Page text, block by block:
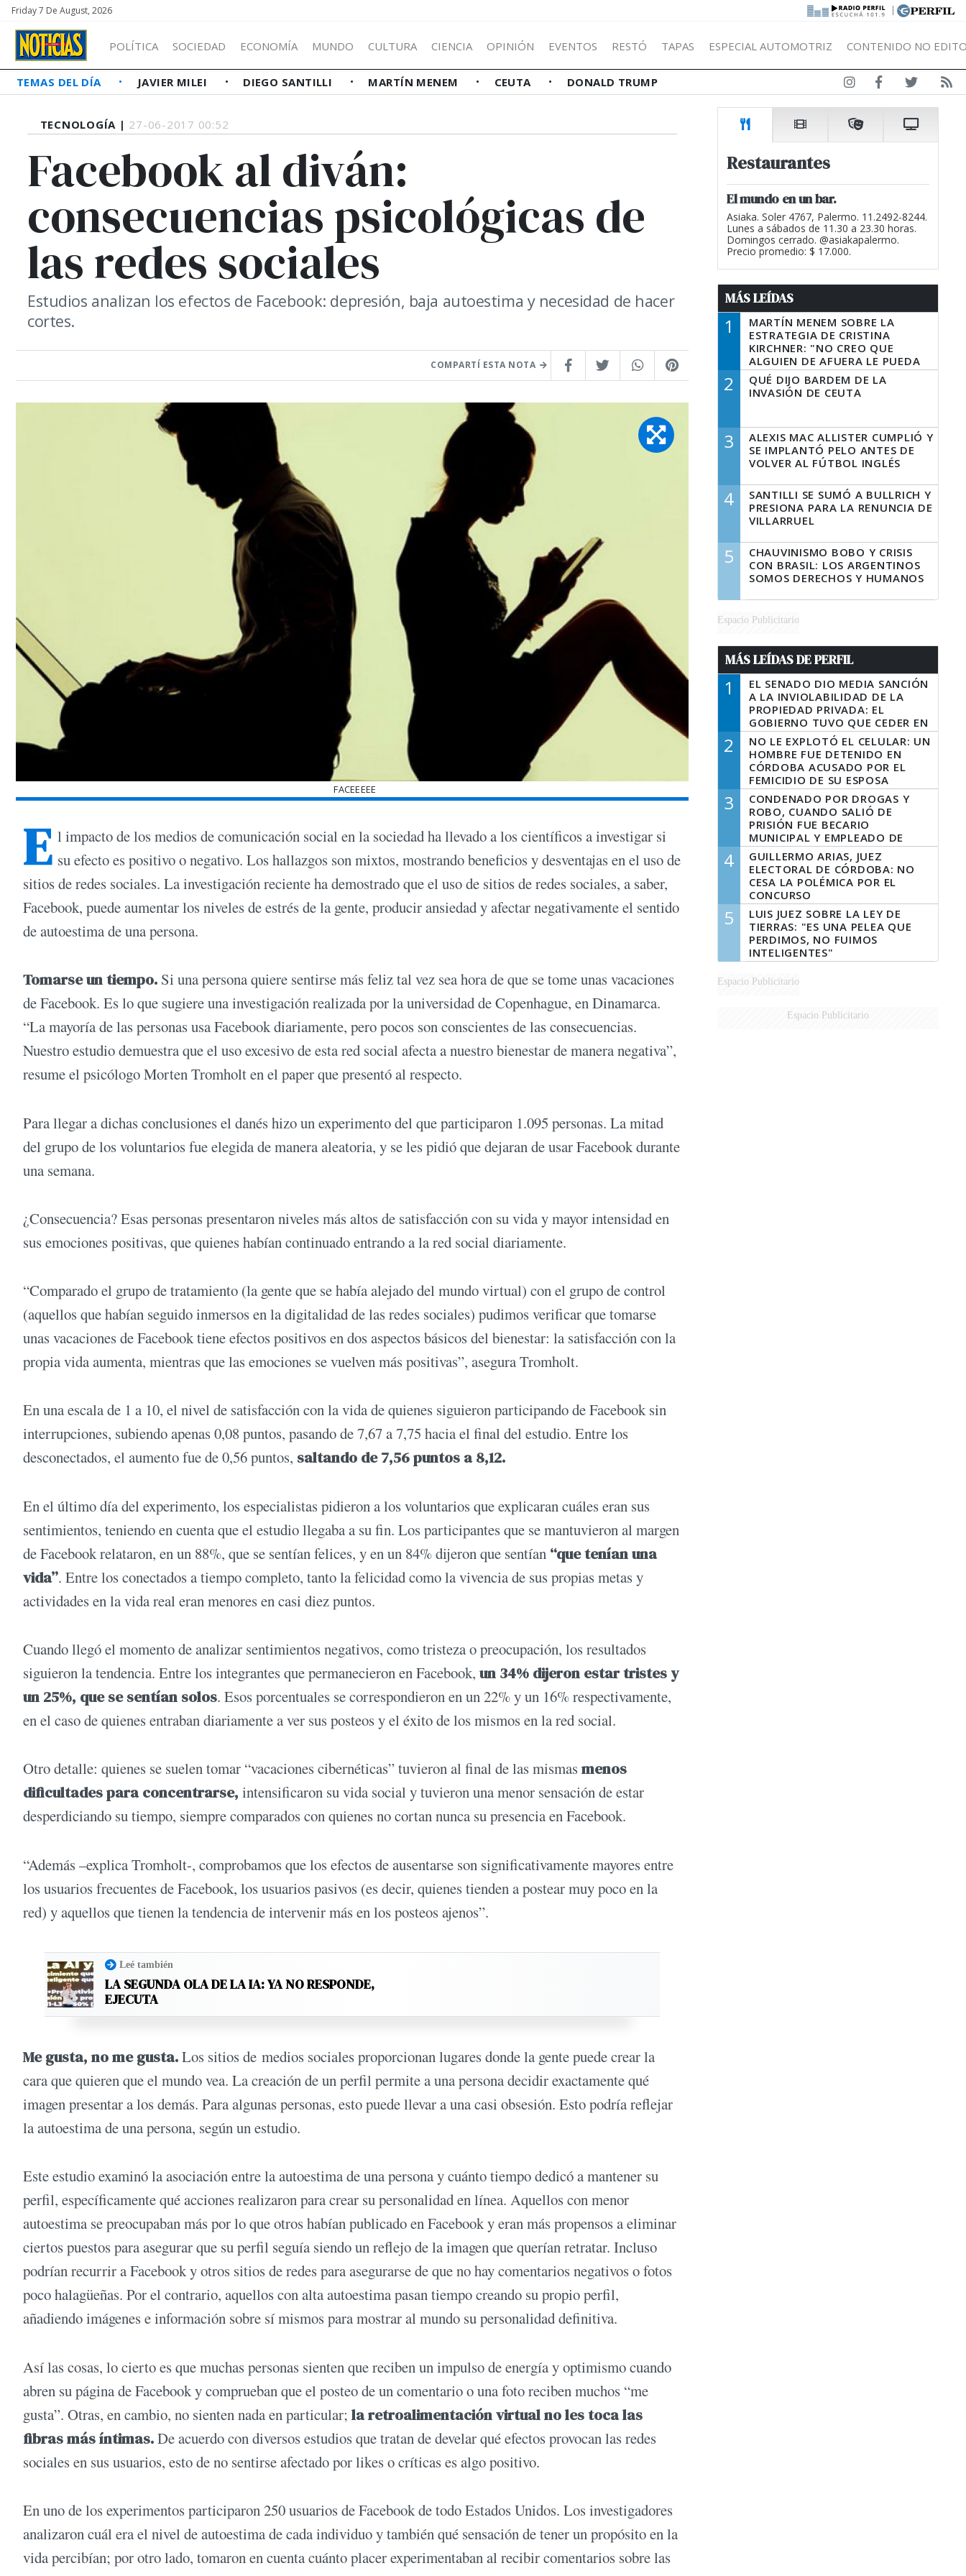
Friday 7 De August, 2026 |
POLÍTICA SOCIEDAD ECONOMÍA MUNDO CULTURA CIENCIA OPINIÓN EVENTOS RESTÓ TAPAS ESPECIAL AUTOMOTRIZ CONTENIDO NO
TEMAS DEL DÍA JAVIER MILEI DIEGO SANTILLI MARTÍN MENEM CEUTA DONALD TRUMP
TECNOLOGÍA | 27-06-2017 00:52
Facebook al diván:
consecuencias psicológicas de
las redes sociales
Estudios analizan los efectos de Facebook: depresión, baja autoestima y necesidad de hacer
cortes.
COMPARTÍ ESTA NOTA
FACEEEEE
E l impacto de los medios de comunicación social en la sociedad ha llevado a los científicos a investigar si
su efecto es positivo o negativo. Los hallazgos son mixtos, mostrando beneficios y desventajas en el uso de
sitios de redes sociales. La investigación reciente ha demostrado que el uso de sitios de redes sociales, a saber,
Facebook, puede aumentar los niveles de estrés de la gente, producir ansiedad y afectar negativamente el sentido
de autoestima de una persona.
Tomarse un tiempo. Si una persona quiere sentirse más feliz tal vez sea hora de que se tome unas vacaciones
de Facebook. Es lo que sugiere una investigación realizada por la universidad de Copenhague, en Dinamarca.
“La mayoría de las personas usa Facebook diariamente, pero pocos son conscientes de las consecuencias.
Nuestro estudio demuestra que el uso excesivo de esta red social afecta a nuestro bienestar de manera negativa”,
resume el psicólogo Morten Tromholt en el paper que presentó al respecto.
Para llegar a dichas conclusiones el danés hizo un experimento del que participaron 1.095 personas. La mitad
del grupo de los voluntarios fue elegida de manera aleatoria, y se les pidió que dejaran de usar Facebook durante
una semana.
¿Consecuencia? Esas personas presentaron niveles más altos de satisfacción con su vida y mayor intensidad en
sus emociones positivas, que quienes habían continuado entrando a la red social diariamente.
“Comparado el grupo de tratamiento (la gente que se había alejado del mundo virtual) con el grupo de control
(aquellos que habían seguido inmersos en la digitalidad de las redes sociales) pudimos verificar que tomarse
unas vacaciones de Facebook tiene efectos positivos en dos aspectos básicos del bienestar: la satisfacción con la
propia vida aumenta, mientras que las emociones se vuelven más positivas”, asegura Tromholt.
En una escala de 1 a 10, el nivel de satisfacción con la vida de quienes siguieron participando de Facebook sin
interrupciones, subiendo apenas 0,08 puntos, pasando de 7,67 a 7,75 hacia el final del estudio. Entre los
desconectados, el aumento fue de 0,56 puntos, saltando de 7,56 puntos a 8,12.
En el último día del experimento, los especialistas pidieron a los voluntarios que explicaran cuáles eran sus
sentimientos, teniendo en cuenta que el estudio llegaba a su fin. Los participantes que se mantuvieron al margen
de Facebook relataron, en un 88%, que se sentían felices, y en un 84% dijeron que sentían “que tenían una
vida”. Entre los conectados a tiempo completo, tanto la felicidad como la vivencia de sus propias metas y
actividades en la vida real eran menores en casi diez puntos.
Cuando llegó el momento de analizar sentimientos negativos, como tristeza o preocupación, los resultados
siguieron la tendencia. Entre los integrantes que permanecieron en Facebook, un 34% dijeron estar tristes y
un 25%, que se sentían solos. Esos porcentuales se correspondieron en un 22% y un 16% respectivamente,
en el caso de quienes entraban diariamente a ver sus posteos y el éxito de los mismos en la red social.
Otro detalle: quienes se suelen tomar “vacaciones cibernéticas” tuvieron al final de las mismasmenos
dificultades para concentrarse, intensificaron su vida social y tuvieron una menor sensación de estar
desperdiciando su tiempo, siempre comparados con quienes no cortan nunca su presencia en Facebook.
“Además –explica Tromholt-, comprobamos que los efectos de ausentarse son significativamente mayores entre
los usuarios frecuentes de Facebook, los usuarios pasivos (es decir, quienes tienden a postear muy poco en la
red) y aquellos que tienen la tendencia de intervenir más en los posteos ajenos”.
Leé también
LA SEGUNDA OLA DE LA IA: YA NO RESPONDE,
EJECUTA
Me gusta, no me gusta.Los sitios de medios sociales proporcionan lugares donde la gente puede crear la
cara que quieren que el mundo vea. La creación de un perfil permite a una persona decidir exactamente qué
imagen presentar a los demás. Para algunas personas, esto puede llevar a una casi obsesión. Esto podría reflejar
la autoestima de una persona, según un estudio.
Este estudio examinó la asociación entre la autoestima de una persona y cuánto tiempo dedicó a mantener su
perfil, específicamente qué acciones realizaron para crear su personalidad en línea. Aquellos con menor
autoestima se preocupaban más por lo que otros habían publicado en Facebook y eran más propensos a eliminar
ciertos puestos para asegurar que su perfil seguía siendo un reflejo de la imagen que querían retratar. Incluso
podrían recurrir a Facebook y otros sitios de redes para asegurarse de que no hay comentarios negativos o fotos
poco halagüeñas. Por el contrario, aquellos con alta autoestima pasan tiempo creando su propio perfil,
añadiendo imágenes e información sobre sí mismos para mostrar al mundo su personalidad definitiva.
Así las cosas, lo cierto es que muchas personas sienten que reciben un impulso de energía y optimismo cuando
abren su página de Facebook y comprueban que el posteo de un comentario o una foto reciben muchos “me
gusta”. Otras, en cambio, no sienten nada en particular; la retroalimentación virtual no les toca las
fibras más íntimas.De acuerdo con diversos estudios que tratan de develar qué efectos provocan las redes
sociales en sus usuarios, esto de no sentirse afectado por likes o críticas es algo positivo.
En uno de los experimentos participaron 250 usuarios de Facebook de todo Estados Unidos. Los investigadores
analizaron cuál era el nivel de autoestima de cada individuo y también qué sensación de tener un propósito en la
vida percibían; por otro lado, tomaron en cuenta cuánto placer experimentaban al recibir comentarios sobre las
Restaurantes
El mundo en un bar.
Asiaka. Soler 4767, Palermo. 11.2492-8244.
Lunes a sábados de 11.30 a 23.30 horas.
Domingos cerrado. @asiakapalermo.
Precio promedio: $ 17.000.
MÁS LEÍDAS
1
MARTÍN MENEM SOBRE LA
ESTRATEGIA DE CRISTINA
KIRCHNER: "NO CREO QUE
ALGUIEN DE AFUERA LE PUEDA
DECIR A LA JUSTICIA LO QUE
TIENE QUE HACER"
2
QUÉ DIJO BARDEM DE LA
INVASIÓN DE CEUTA
3
ALEXIS MAC ALLISTER CUMPLIÓ Y
SE IMPLANTÓ PELO ANTES DE
VOLVER AL FÚTBOL INGLÉS
4
SANTILLI SE SUMÓ A BULLRICH Y
PRESIONA PARA LA RENUNCIA DE
VILLARRUEL
5
CHAUVINISMO BOBO Y CRISIS
CON BRASIL: LOS ARGENTINOS
SOMOS DERECHOS Y HUMANOS
Espacio Publicitario
MÁS LEÍDAS DE PERFIL
1
EL SENADO DIO MEDIA SANCIÓN
A LA INVIOLABILIDAD DE LA
PROPIEDAD PRIVADA: EL
GOBIERNO TUVO QUE CEDER EN
LA LEY DEL MANEJO DEL FUEGO
2
NO LE EXPLOTÓ EL CELULAR: UN
HOMBRE FUE DETENIDO EN
CÓRDOBA ACUSADO POR EL
FEMICIDIO DE SU ESPOSA
3
CONDENADO POR DROGAS Y
ROBO, CUANDO SALIÓ DE
PRISIÓN FUE BECARIO
MUNICIPAL Y EMPLEADO DE
SENAF
4
GUILLERMO ARIAS, JUEZ
ELECTORAL DE CÓRDOBA: NO
CESA LA POLÉMICA POR EL
CONCURSO
5
LUIS JUEZ SOBRE LA LEY DE
TIERRAS: "ES UNA PELEA QUE
PERDIMOS, NO FUIMOS
INTELIGENTES"
Espacio Publicitario
Espacio Publicitario